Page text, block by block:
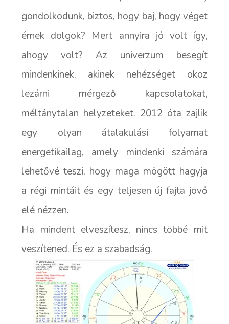
gondolkodunk, biztos, hogy baj, hogy véget
érnek dolgok? Mert annyira jó volt így,
ahogy volt? Az univerzum besegít
mindenkinek, akinek nehézséget okoz
lezárni mérgező kapcsolatokat,
méltánytalan helyzeteket. 2012 óta zajlik
egy olyan átalakulási folyamat
energetikailag, amely mindenki számára
lehetővé teszi, hogy maga mögött hagyja
a régi mintáit és egy teljesen új fajta jövő
elé nézzen.
Ha mindent elveszítesz, nincs többé mit
veszítened. És ez a szabadság.